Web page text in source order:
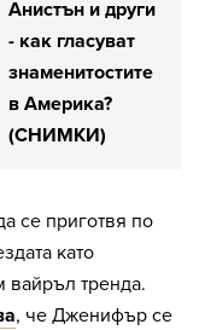
Анистън и други
- как гласуват
знаменитостите
в Америка?
(СНИМКИ)
се приготвя по
като
вайръл тренда.
, че Дженифър се